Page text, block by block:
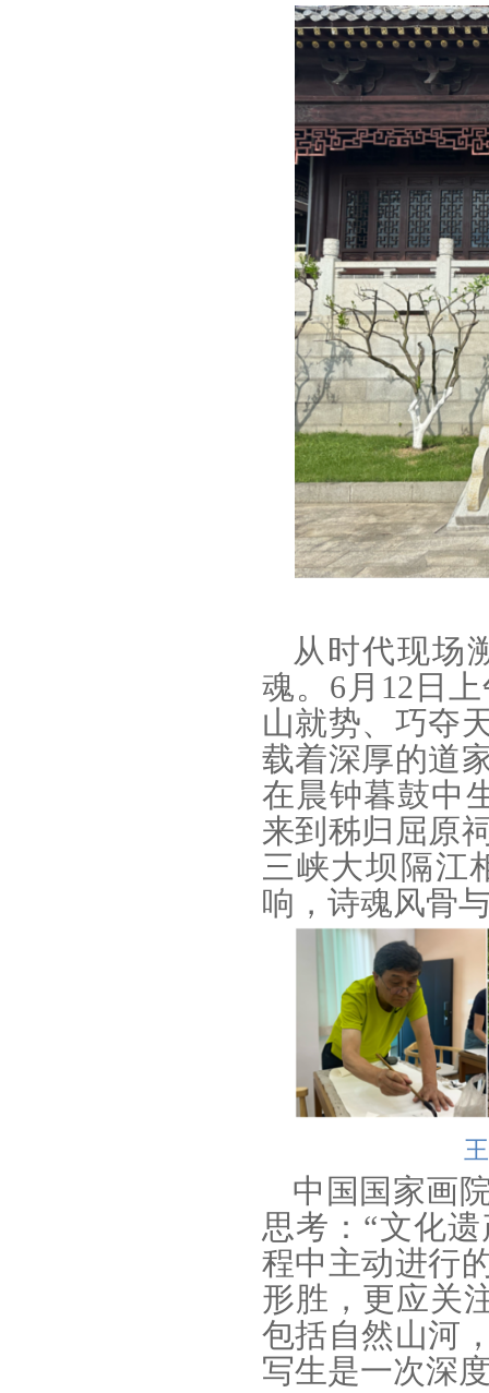
从时代现场
魂。6月12日
山就势、巧夺
载着深厚的道
在晨钟暮鼓中
来到秭归屈原
三峡大坝隔江
响，诗魂风骨
中国国家画
思考：“文化
程中主动进行
形胜，更应关
包括自然山河
写生是一次深